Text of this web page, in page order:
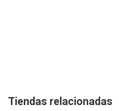
Tiendas relacionadas